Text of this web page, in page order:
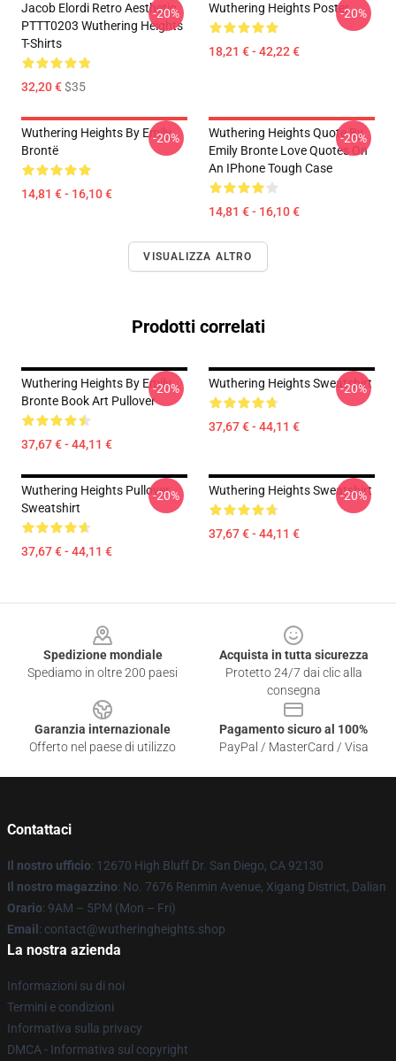
Jacob Elordi Retro Aesthetic
PTTT0203 Wuthering Heights
T-Shirts
32,20 €$35
-20% Wuthering Heights Poster
18,21 € - 42,22 €
-20%
Wuthering Heights By Emily
Brontë
14,81 € - 16,10 €
-20%
Wuthering Heights Quote By
Emily Bronte Love Quotes On
An IPhone Tough Case
14,81 € - 16,10 €
-20%
VISUALIZZA ALTRO
Prodotti correlati
Wuthering Heights By Emily
Bronte Book Art Pullover
37,67 € - 44,11 €
-20% Wuthering Heights Sweatshirt
37,67 € - 44,11 €
-20%
Wuthering Heights Pullover
Sweatshirt
37,67 € - 44,11 €
-20% Wuthering Heights Sweatshirt
37,67 € - 44,11 €
-20%
Spedizione mondiale
Spediamo in oltre 200 paesi
Acquista in tutta sicurezza
Protetto 24/7 dai clic alla
consegna
Garanzia internazionale
Offerto nel paese di utilizzo
Pagamento sicuro al 100%
PayPal / MasterCard / Visa
Contattaci
Il nostro ufficio: 12670 High Bluff Dr. San Diego, CA 92130
Il nostro magazzino: No. 7676 Renmin Avenue, Xigang District, Dalian
Orario: 9AM – 5PM (Mon – Fri)
Email : contact@wutheringheights.shop
La nostra azienda
Informazioni su di noi
Termini e condizioni
Informativa sulla privacy
DMCA - Informativa sul copyright